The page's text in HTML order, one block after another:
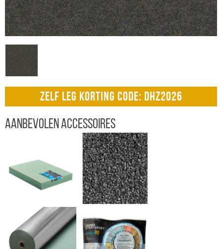
ZELF LEG KORTING CODE: DHZ2026
Aanbevolen accessoires